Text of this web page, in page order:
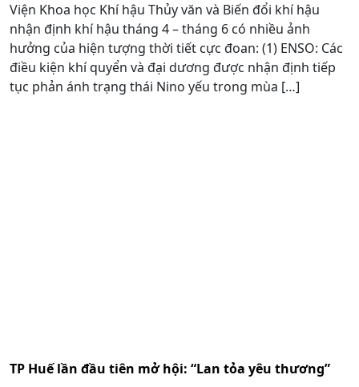
Viện Khoa học Khí hậu Thủy văn và Biến đổi khí hậu
nhận định khí hậu tháng 4 – tháng 6 có nhiều ảnh
hưởng của hiện tượng thời tiết cực đoan: (1) ENSO: Các
điều kiện khí quyển và đại dương được nhận định tiếp
tục phản ánh trạng thái Nino yếu trong mùa […]
TP Huế lần đầu tiên mở hội: “Lan tỏa yêu thương”